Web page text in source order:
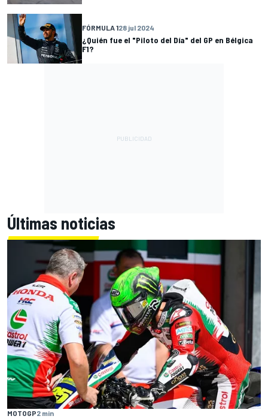
FÓRMULA 128 jul 2024
¿Quién fue el "Piloto del Día" del GP en Bélgica
F1?
Últimas noticias
MOTOGP2 min